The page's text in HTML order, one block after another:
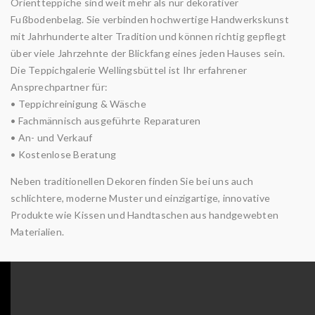
Orientteppiche sind weit mehr als nur dekorativer
Fußbodenbelag. Sie verbinden hochwertige Handwerkskunst
mit Jahrhunderte alter Tradition und können richtig gepflegt
über viele Jahrzehnte der Blickfang eines jeden Hauses sein.
Die Teppichgalerie Wellingsbüttel ist Ihr erfahrener
Ansprechpartner für:
• Teppichreinigung & Wäsche
• Fachmännisch ausgeführte Reparaturen
• An- und Verkauf
• Kostenlose Beratung
Neben traditionellen Dekoren finden Sie bei uns auch
schlichtere, moderne Muster und einzigartige, innovative
Produkte wie Kissen und Handtaschen aus handgewebten
Materialien.